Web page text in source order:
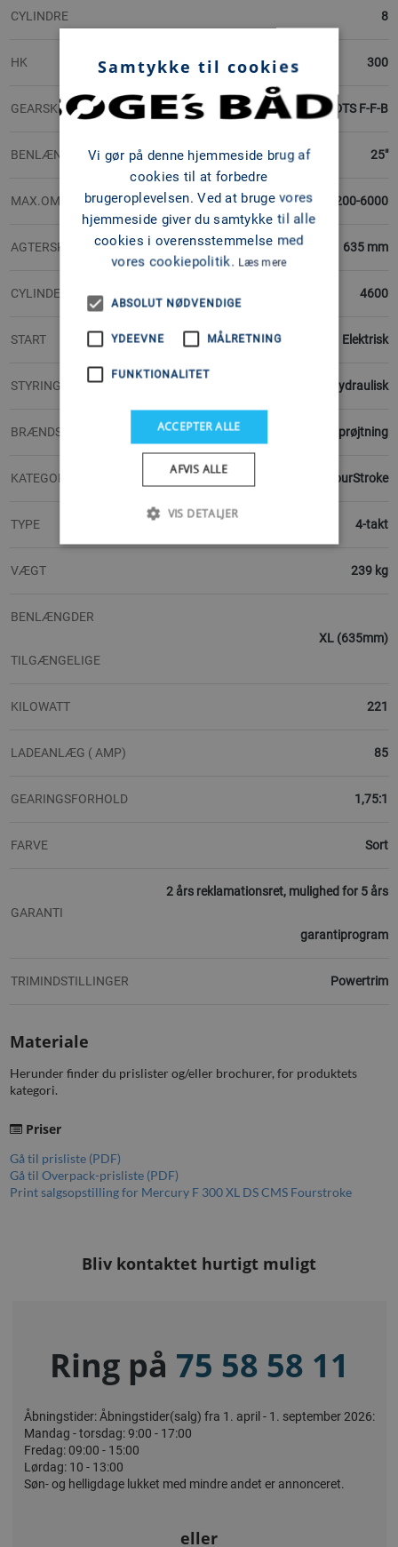
CYLINDRE 8
HK 300
GEARSKIFT DTS F-F-B
BENLÆNGDER (TOMMER) 25"
MAX.OMDREJNINGER 5200-6000
AGTERSPEJLSHØJDE 635 mm
CYLINDERVOLUMEN 4600
START Elektrisk
STYRING Hydraulisk
BRÆNDSTOFSYSTEM Elektronisk benzinindsprøjtning
KATEGORI FourStroke
TYPE 4-takt
VÆGT 239 kg
BENLÆNGDER
TILGÆNGELIGE
XL (635mm)
KILOWATT 221
LADEANLÆG ( AMP) 85
GEARINGSFORHOLD 1,75:1
FARVE Sort
GARANTI
2 års reklamationsret, mulighed for 5 års
garantiprogram
TRIMINDSTILLINGER Powertrim
Materiale
Herunder finder du prislister og/eller brochurer, for produktets
kategori.
Priser
Gå til prisliste (PDF)
Gå til Overpack-prisliste (PDF)
Print salgsopstilling for Mercury F 300 XL DS CMS Fourstroke
Bliv kontaktet hurtigt muligt
Ring på 75 58 58 11
Åbningstider: Åbningstider(salg) fra 1. april - 1. september 2026:
Mandag - torsdag: 9:00 - 17:00
Fredag: 09:00 - 15:00
Lørdag: 10 - 13:00
Søn- og helligdage lukket med mindre andet er annonceret.
eller
Samtykke til cookies
Vi gør på denne hjemmeside brug af
cookies til at forbedre
brugeroplevelsen. Ved at bruge vores
hjemmeside giver du samtykke til alle
cookies i overensstemmelse med
vores cookiepolitik. Læs mere
ABSOLUT NØDVENDIGE
YDEEVNE MÅLRETNING
FUNKTIONALITET
ACCEPTER ALLE
AFVIS ALLE
VIS DETALJER